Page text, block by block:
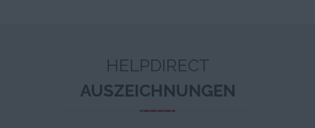
HELPDIRECT
AUSZEICHNUNGEN